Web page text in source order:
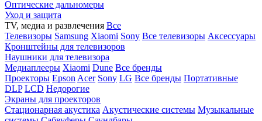
Оптические дальномеры
Уход и защита
TV, медиа и развлечения Все
Телевизоры Samsung Xiaomi Sony Все телевизоры Аксессуары
Кронштейны для телевизоров
Наушники для телевизора
Медиаплееры Xiaomi Dune Все бренды
Проекторы Epson Acer Sony LG Все бренды Портативные
DLP LCD Недорогие
Экраны для проекторов
Стационарная акустика Акустические системы Музыкальные